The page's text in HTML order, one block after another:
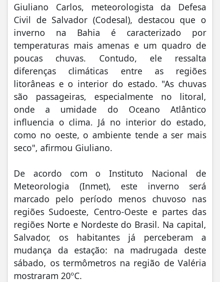
Giuliano Carlos, meteorologista da Defesa
Civil de Salvador (Codesal), destacou que o
inverno na Bahia é caracterizado por
temperaturas mais amenas e um quadro de
poucas chuvas. Contudo, ele ressalta
diferenças climáticas entre as regiões
litorâneas e o interior do estado. "As chuvas
são passageiras, especialmente no litoral,
onde a umidade do Oceano Atlântico
influencia o clima. Já no interior do estado,
como no oeste, o ambiente tende a ser mais
seco", afirmou Giuliano.
De acordo com o Instituto Nacional de
Meteorologia (Inmet), este inverno será
marcado pelo período menos chuvoso nas
regiões Sudoeste, Centro-Oeste e partes das
regiões Norte e Nordeste do Brasil. Na capital,
Salvador, os habitantes já perceberam a
mudança da estação: na madrugada deste
sábado, os termômetros na região de Valéria
mostraram 20ºC.